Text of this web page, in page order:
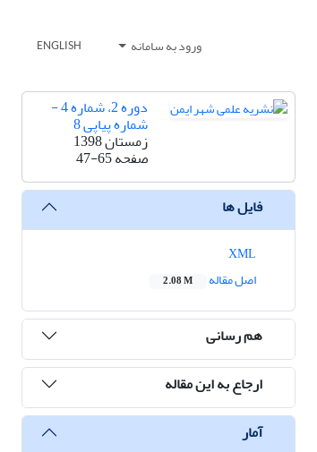
ورود به سامانه ENGLISH
دوره 2، شماره 4 -
شماره پیاپی 8
زمستان 1398
صفحه47-65
فایل ها
اصل مقاله
2.08 M
هم رسانی
ارجاع به این مقاله
آمار